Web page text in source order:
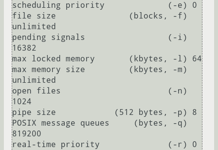
scheduling priority             (-e) 0
file size               (blocks, -f)
unlimited
pending signals                 (-i)
16382
max locked memory       (kbytes, -l) 64
max memory size         (kbytes, -m)
unlimited
open files                      (-n)
1024
pipe size            (512 bytes, -p) 8
POSIX message queues     (bytes, -q)
819200
real-time priority              (-r) 0